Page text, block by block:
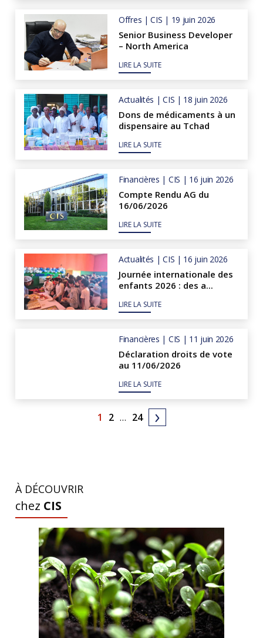
Offres | CIS | 19 juin 2026
Senior Business Developer
– North America
LIRE LA SUITE
Actualités | CIS | 18 juin 2026
Dons de médicaments à un
dispensaire au Tchad
LIRE LA SUITE
Financières | CIS | 16 juin 2026
Compte Rendu AG du
16/06/2026
LIRE LA SUITE
Actualités | CIS | 16 juin 2026
Journée internationale des
enfants 2026 : des a...
LIRE LA SUITE
Financières | CIS | 11 juin 2026
Déclaration droits de vote
au 11/06/2026
LIRE LA SUITE
1 2 … 24
À DÉCOUVRIR
chez CIS